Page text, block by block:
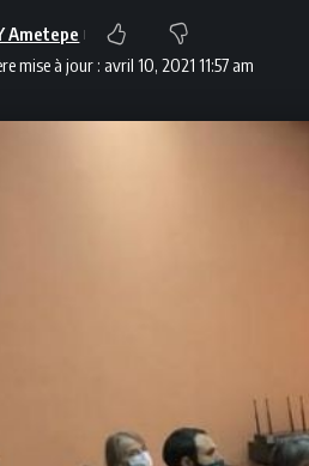
mise à jour : avril 10, 2021 11:57 am
Ametepe